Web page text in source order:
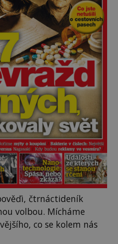
čtrnáctideník
volbou. Mícháme
co se kolem nás